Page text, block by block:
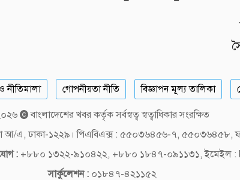
নীতিমালা গোপনীয়তা নীতি বিজ্ঞাপন মূল্য তালিকা
বাংলাদেশের খবর কর্তৃক সর্বস্বত্ব স্বত্বাধিকার সংরক্ষিত
আ/এ, ঢাকা-১২২৯। পিএবিএক্স : ৫৫০৩৬৪৫৬-৭,
: +৮৮০ ১৩২২-৯১০৪২২, +৮৮০ ১৮৪৭-০৯১১৩১, ইমেইল :
সার্কুলেশন :০১৮৪৭-৪২১১৫২